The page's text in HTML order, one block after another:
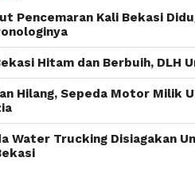
Pencemaran Kali Bekasi
Hitam dan Berbuih, DLH
Hilang, Sepeda Motor Milik
Water Trucking Disiagakan